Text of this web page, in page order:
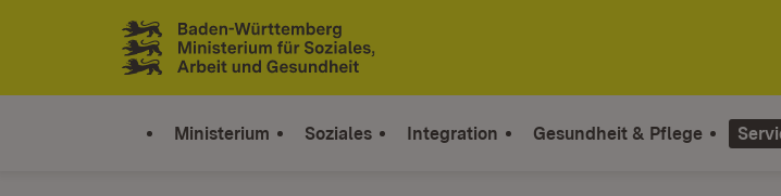
Zum Inhalt springen
Link zur Startseite
Ministerium Soziales Integration Gesundheit & Pflege